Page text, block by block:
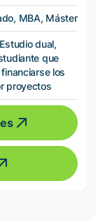
MBA, Máster
dual,
que
los
proyectos